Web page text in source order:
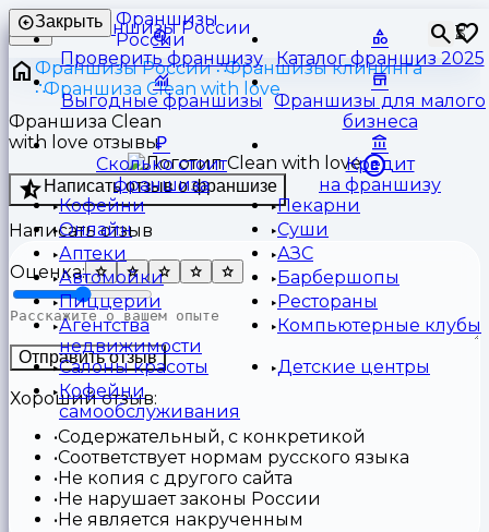
Франшизы
России
⏳
Закрыть
Проверить франшизу Каталог франшиз 2025
Выгодные франшизы
Франшизы для малого
бизнеса
Сколько стоит
франшиза
Кредит
на франшизу
Кофейни
Пекарни
Онлайн
Суши
Аптеки
АЗС
Автомойки
Барбершопы
Пиццерии
Рестораны
Агентства
недвижимости
Компьютерные клубы
Салоны красоты
Детские центры
Кофейни
самообслуживания
Франшизы России
Франшизы клининга
Франшиза Clean with love
Франшиза Clean
with love отзывы
Написать отзыв о франшизе
Написать отзыв
Оценка:
Отправить отзыв
Хороший отзыв:
Содержательный, с конкретикой
Соответствует нормам русского языка
Не копия с другого сайта
Не нарушает законы России
Не является накрученным